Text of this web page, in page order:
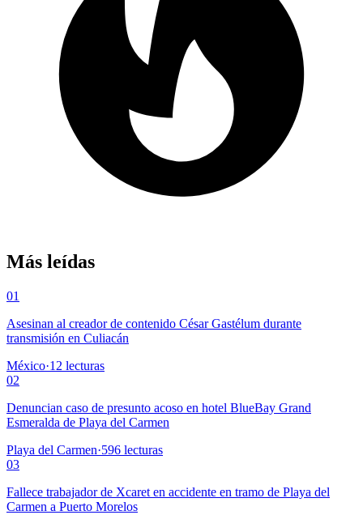
Más leídas
01
Asesinan al creador de contenido César Gastélum durante
transmisión en Culiacán
México·12 lecturas
02
Denuncian caso de presunto acoso en hotel BlueBay Grand
Esmeralda de Playa del Carmen
Playa del Carmen·596 lecturas
03
Fallece trabajador de Xcaret en accidente en tramo de Playa del
Carmen a Puerto Morelos